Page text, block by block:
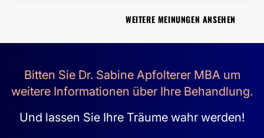
Schamhügelverkleinerung
WEITERE MEINUNGEN ANSEHEN
Bitten Sie Dr. Sabine Apfolterer MBA um
weitere Informationen über Ihre Behandlung.
Und lassen Sie Ihre Träume wahr werden!